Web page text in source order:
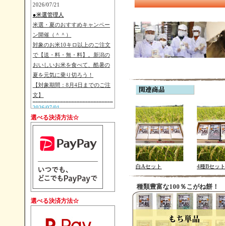
2026/07/21
●米選管理人
米選・夏のおすすめキャンペー
ン開催（＾＾）
対象のお米10キロ以上のご注文
で【送・料・無・料】。新潟の
おいしいお米を食べて、酷暑の
夏を元気に乗り切ろう！
【対象期間：8月4日までのご注
文】
2026/07/01
●朝日池農場
【重要予告】次年度のお米市場
価格を反映し、「2026年（令和
8年）度新米発送」より「お米販
細は8月後半より準備ができ次第
ご案内いたしますので、変わら
ぬご愛顧の程お願い申し上げま
す。
選べる決済方法☆
選べる決済方法☆
白Aセット 4種Bセット
種類豊富な100％こがね餅！